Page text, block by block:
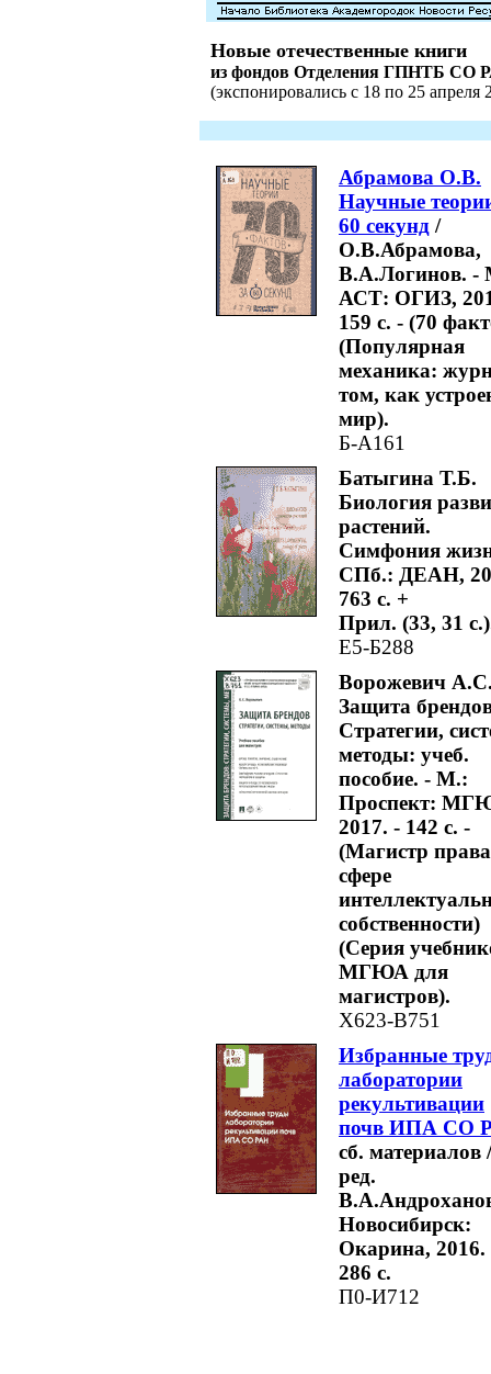
Новые отечественные книги
из фондов Отделения ГПНТБ СО
(экспонировались с 18 по 25 апреля
Абрамова О.В.
Научные
60 секунд /
О.В.Абрамова,
В.А.Логинов. -
АСТ: ОГИЗ,
159 с. - (70
(Популярная
механика:
том, как
мир).
Б-А161
Батыгина Т.Б.
Биология
растений.
Симфония
СПб.: ДЕАН,
763 с. +
Прил. (33, 31
Е5-Б288
Ворожевич
Защита
Стратегии,
методы: учеб.
пособие. - М.:
Проспект:
2017. - 142 с. -
(Магистр
сфере
собственности)
(Серия
МГЮА для
магистров).
Х623-В751
Избранные
лаборатории
рекультивации
почв ИПА СО
сб. материалов /
ред.
Новосибирск:
Окарина, 2016.
286 с.
П0-И712